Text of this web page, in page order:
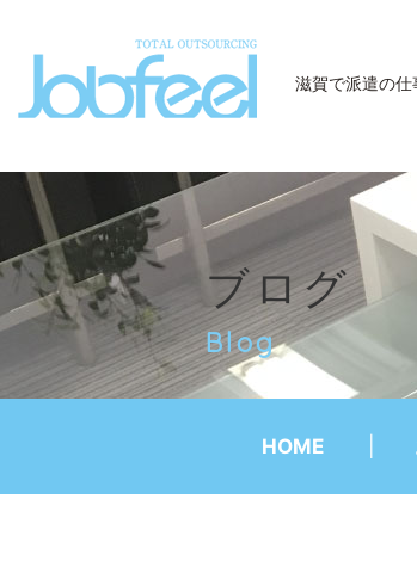
滋賀で派遣の仕
ブログ
Blog
HOME